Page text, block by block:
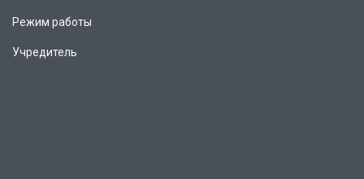
Режим работы
Учредитель